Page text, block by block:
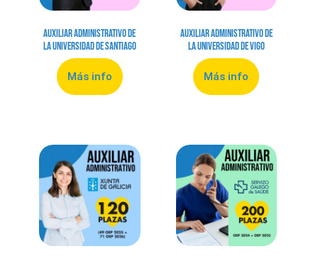
Auxiliar Administrativo de
la Universidad de Santiago
Más info
Auxiliar Administrativo de
la Universidad de Vigo
Más info